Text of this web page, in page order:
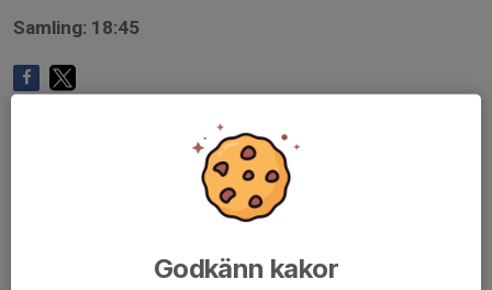
Samling: 18:45
Godkänn kakor